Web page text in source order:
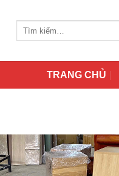
TRANG CHỦ